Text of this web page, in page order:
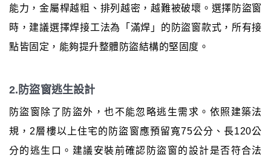
能力，金屬桿越粗、排列越密，越難被破壞。選擇防盜窗
時，建議選擇焊接工法為「滿焊」的防盜窗款式，所有接
點皆固定，能夠提升整體防盜結構的堅固度。
2.防盜窗逃生設計
防盜窗除了防盜外，也不能忽略逃生需求。依照建築法
規，2層樓以上住宅的防盜窗應預留寬75公分、長120公
分的逃生口。建議安裝前確認防盜窗的設計是否符合法